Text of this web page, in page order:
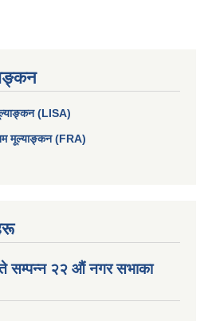
(LISA)
मूल्याङ्कन (FRA)
सम्पन्न २२ औं नगर सभाका